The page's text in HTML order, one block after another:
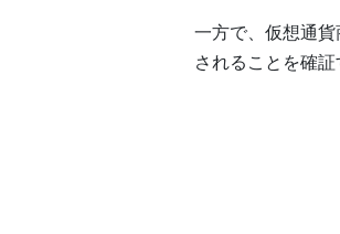
一方で、仮想通
されることを確証